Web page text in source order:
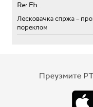
Re: Eh...
Лесковачка спржа –
пореклом
Преузмите